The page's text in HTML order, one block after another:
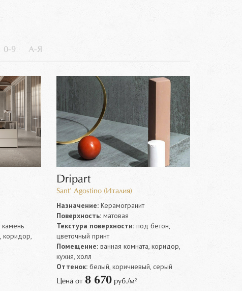
0-9 А-Я
коридор,
Dripart
Sant' Agostino (Италия)
Назначение: Керамогранит
Поверхность: матовая
Текстура поверхности: под бетон,
цветочный принт
Помещение: ванная комната, коридор,
кухня, холл
Оттенок: белый, коричневый, серый
Цена от 8 670 руб./м²